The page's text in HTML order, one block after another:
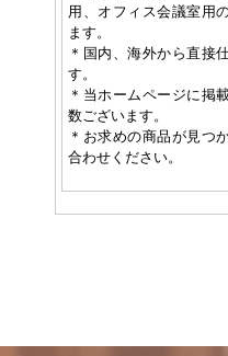
用、オフィス会議室用
ます。
＊国内、海外から直接
す。
＊当ホームページに掲
数ございます。
＊お求めの商品が見つ
合わせください。